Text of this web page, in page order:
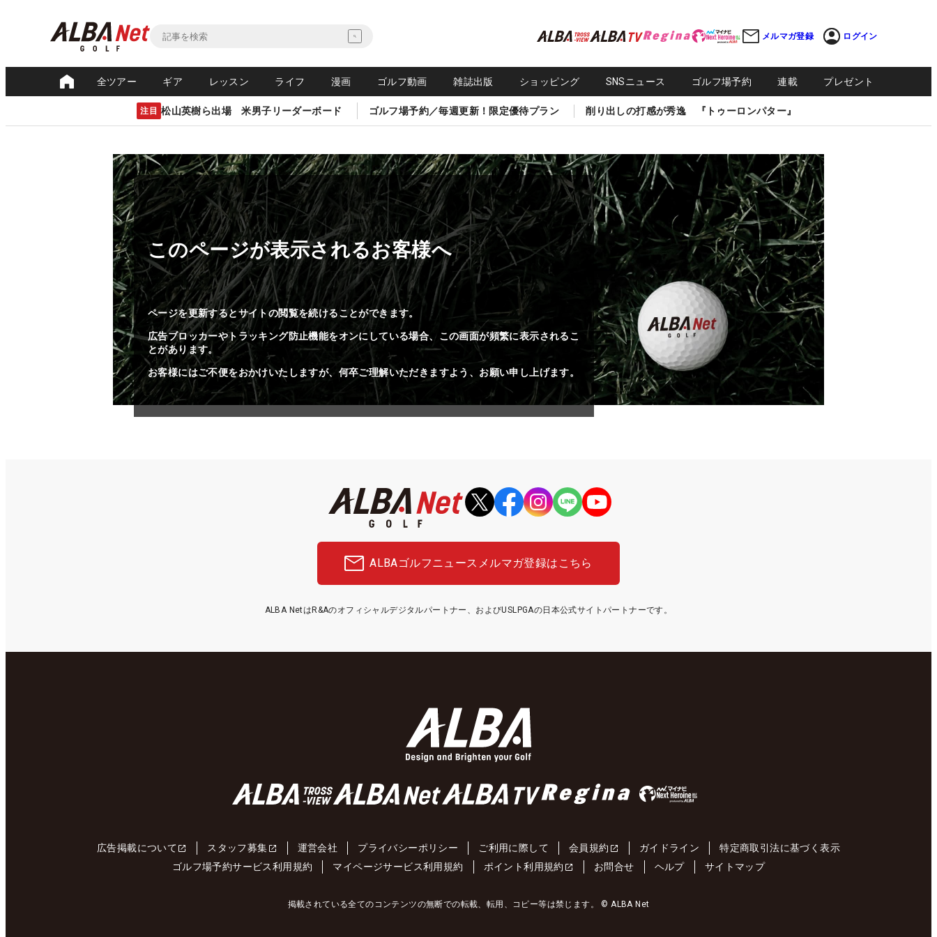
メルマガ登録 ログイン
全ツアー ギア レッスン ライフ 漫画 ゴルフ動画 雑誌出版 ショッピング SNSニュース ゴルフ場予約 連載 プレゼント
注目 松山英樹ら出場 米男子リーダーボード ゴルフ場予約／毎週更新！限定優待プラン 削り出しの打感が秀逸 『トゥーロンパター』
このページが表示されるお客様へ
ページを更新するとサイトの閲覧を続けることができます。
広告ブロッカーやトラッキング防止機能をオンにしている場合、この画面が頻繁に表示されるこ
とがあります。
お客様にはご不便をおかけいたしますが、何卒ご理解いただきますよう、お願い申し上げます。
ALBAゴルフニュース メルマガ登録はこちら
ALBA NetはR&Aのオフィシャルデジタルパートナー、およびUSLPGAの日本公式サイトパートナーです。
広告掲載について スタッフ募集 運営会社 プライバシーポリシー ご利用に際して 会員規約 ガイドライン
特定商取引法に基づく表示
ゴルフ場予約サービス利用規約
マイページサービス利用規約 ポイント利用規約 お問合せ ヘルプ サイトマップ
掲載されている全てのコンテンツの無断での転載、転用、コピー等は禁じます。 © ALBA Net